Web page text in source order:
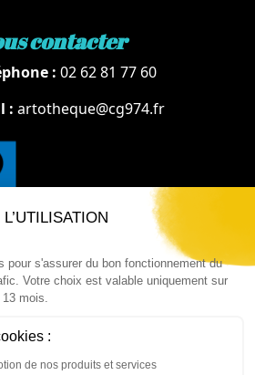
contacter
: 02 62 81 77 60
: artotheque@cg974.fr